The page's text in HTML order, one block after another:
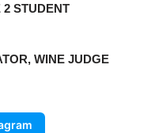
2 STUDENT
WINE JUDGE